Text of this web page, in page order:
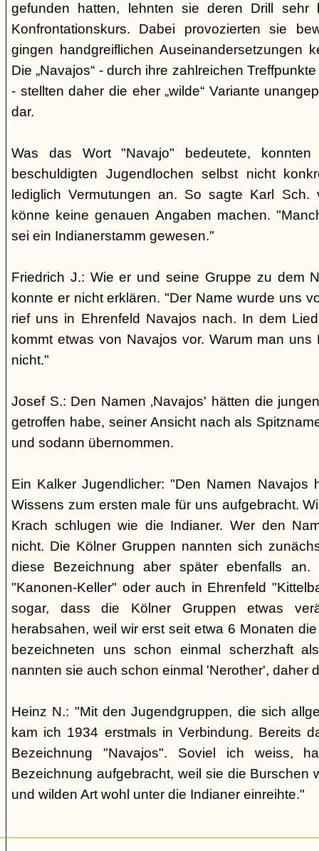
gefunden hatten, lehnten sie deren Drill
Konfrontationskurs. Dabei provozierten sie
gingen handgreiflichen Auseinandersetzungen
Die „Navajos“ - durch ihre zahlreichen
- stellten daher die eher „wilde“ Variante
dar.
Was das Wort "Navajo" bedeutete, konnten
beschuldigten Jugendlochen selbst nicht
lediglich Vermutungen an. So sagte Karl
könne keine genauen Angaben machen.
sei ein Indianerstamm gewesen."
Friedrich J.: Wie er und seine Gruppe zu dem
konnte er nicht erklären. "Der Name wurde uns
rief uns in Ehrenfeld Navajos nach. In dem
kommt etwas von Navajos vor. Warum man
nicht."
Josef S.: Den Namen ‚Navajos' hätten die
getroffen habe, seiner Ansicht nach als
und sodann übernommen.
Ein Kalker Jugendlicher: "Den Namen Navajos
Wissens zum ersten male für uns aufgebracht.
Krach schlugen wie die Indianer. Wer den
nicht. Die Kölner Gruppen nannten sich
diese Bezeichnung aber später ebenfalls
"Kanonen-Keller" oder auch in Ehrenfeld
sogar, dass die Kölner Gruppen etwas
herabsahen, weil wir erst seit etwa 6 Monaten
bezeichneten uns schon einmal scherzhaft
nannten sie auch schon einmal 'Nerother', daher
Heinz N.: "Mit den Jugendgruppen, die sich
kam ich 1934 erstmals in Verbindung. Bereits
Bezeichnung "Navajos". Soviel ich weiss,
Bezeichnung aufgebracht, weil sie die Burschen
und wilden Art wohl unter die Indianer einreihte."